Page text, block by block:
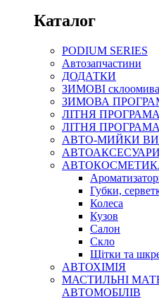
Каталог
PODIUM SERIES
Автозапчастини
ДОДАТКИ
ЗИМОВІ
ЗИМОВА
ЛІТНЯ ПРОГРАМА
ЛІТНЯ ПРОГРАМА
АВТО-МИЙКИ
АВТОАКСЕСУАРИ
Губки,
Колеса
Кузов
Салон
Скло
Щітки та
АВТОХІМІЯ
МАСТИЛЬНІ
АВТОМОБІЛІВ